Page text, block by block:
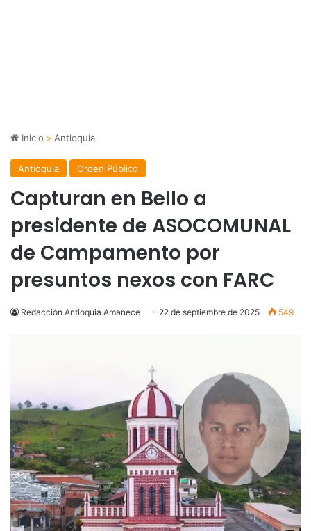
Inicio > Antioquia
Antioquia Orden Público
Capturan en Bello a
presidente de ASOCOMUNAL
de Campamento por
presuntos nexos con FARC
Redacción Antioquia Amanece 22 de septiembre de 2025 549